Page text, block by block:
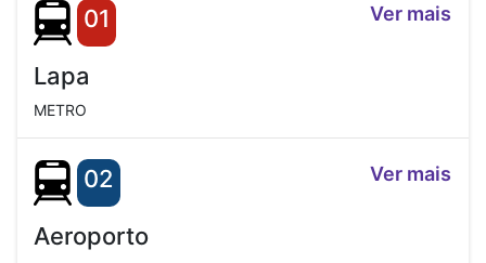
01
Lapa
METRO
Ver mais
02
Aeroporto
Ver mais